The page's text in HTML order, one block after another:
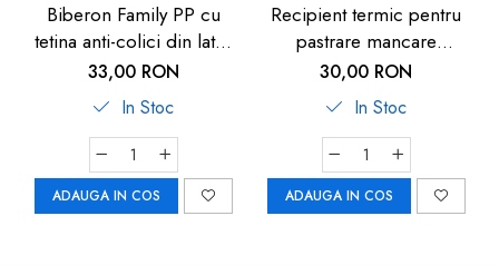
Biberon Family PP cu
tetina anti-colici din latex
natural, 250 ml, de la 6
luni, debit mediu (M), nip
35007
33,00 RON
In Stoc
ADAUGA IN COS
Recipient termic pentru
pastrare mancare
bebelusi U-Grow, 820 ml
30,00 RON
In Stoc
ADAUGA IN COS